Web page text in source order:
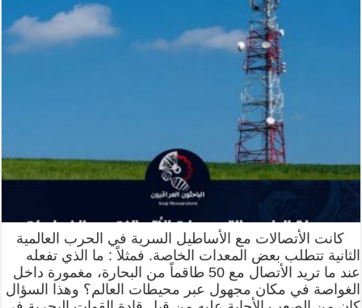
كانت الأتصالات مع الأساطيل السرية في الحرب العالمية
الثانية تتطلب بعض المعدات الخاصة. فمثلاً : ما الذي تفعله
عند ما تريد الأتصال مع 50 طاقماً من البحارة، مغمورة داخل
الغواصة في مكان مجهول عبر محيطات العالم؟ وهذا السؤال